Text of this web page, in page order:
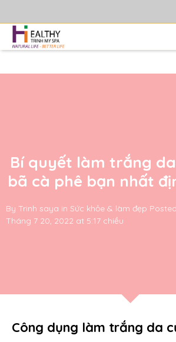
Bí quyết làm trắng
bã cà phê bạn nhất
By Trinh saya in Sức khỏe & làm đẹp Posted
Tháng 7 20, 2022 at 5:17 chiều
Công dụng làm trắng da